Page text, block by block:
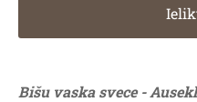
Bišu vaska svece -